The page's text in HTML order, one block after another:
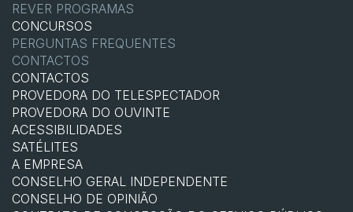
REVER PROGRAMAS
CONCURSOS
PERGUNTAS FREQUENTES
CONTACTOS
CONTACTOS
PROVEDORA DO TELESPECTADOR
PROVEDORA DO OUVINTE
ACESSIBILIDADES
SATÉLITES
A EMPRESA
CONSELHO GERAL INDEPENDENTE
CONSELHO DE OPINIÃO